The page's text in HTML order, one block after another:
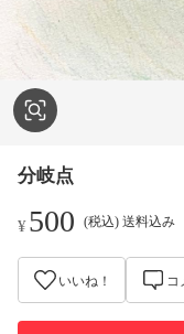
分岐点
¥500 (税込) 送料込み
いいね！ コ